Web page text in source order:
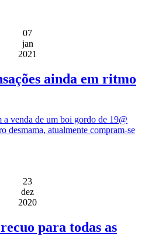
07
jan
2021
ainda em ritmo
venda de um boi gordo de 19@
desmama, atualmente compram-se
23
dez
2020
para todas as